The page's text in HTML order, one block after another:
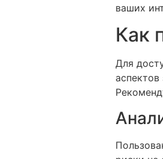
ваших
Как
Для